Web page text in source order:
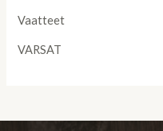
Vaatteet
VARSAT